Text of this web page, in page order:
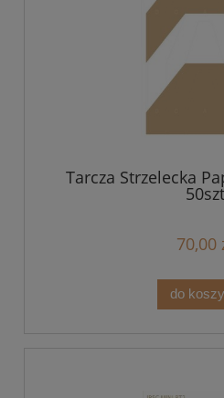
Tarcza Strzelecka
50szt
70,00
do